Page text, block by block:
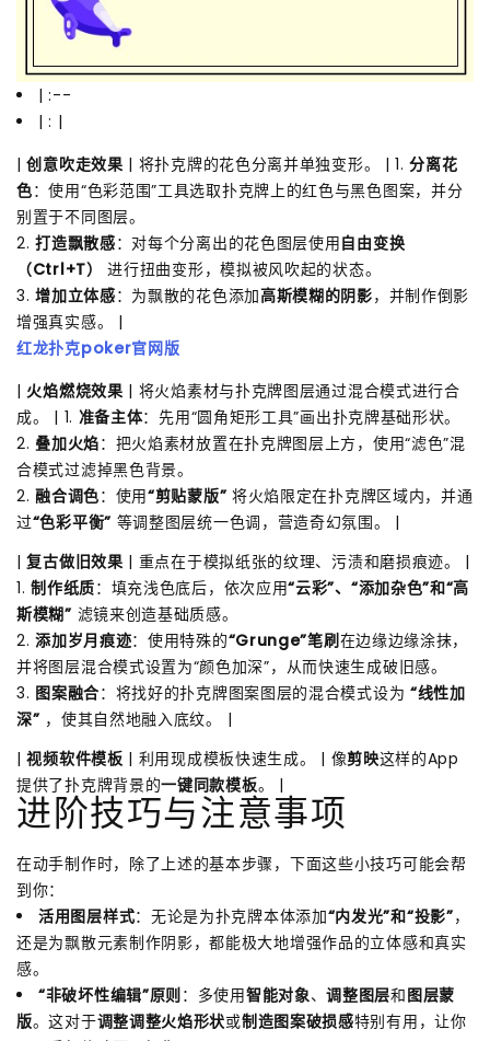
| :--
| : |
|创意吹走效果 | 将扑克牌的花色分离并单独变形。 | 1.分离花
色：使用“色彩范围”工具选取扑克牌上的红色与黑色图案，并分
别置于不同图层。
2.打造飘散感：对每个分离出的花色图层使用自由变换
（Ctrl+T）
进行扭曲变形，模拟被风吹起的状态。
3.增加立体感：为飘散的花色添加高斯模糊的阴影，并制作倒影
增强真实感。 |
红龙扑克poker官网版
|火焰燃烧效果 | 将火焰素材与扑克牌图层通过混合模式进行合
成。 | 1. 准备主体：先用“圆角矩形工具”画出扑克牌基础形状。
2.叠加火焰：把火焰素材放置在扑克牌图层上方，使用“滤色”混
合模式过滤掉黑色背景。
2.融合调色：使用“剪贴蒙版” 将火焰限定在扑克牌区域内，并通
过“色彩平衡” 等调整图层统一色调，营造奇幻氛围。 |
|复古做旧效果 | 重点在于模拟纸张的纹理、污渍和磨损痕迹。 |
1.制作纸质：填充浅色底后，依次应用“云彩”、“添加杂色”和“高
斯模糊” 滤镜来创造基础质感。
2.添加岁月痕迹：使用特殊的“Grunge”笔刷在边缘边缘涂抹，
并将图层混合模式设置为“颜色加深”，从而快速生成破旧感。
3. 图案融合：将找好的扑克牌图案图层的混合模式设为 “线性加
深” ，使其自然地融入底纹。 |
|视频软件模板 | 利用现成模板快速生成。 | 像剪映这样的App
提供了扑克牌背景的一键同款模板。 |
进阶技巧与注意事项
在动手制作时，除了上述的基本步骤，下面这些小技巧可能会帮
到你：
活用图层样式：无论是为扑克牌本体添加“内发光”和“投影”，
还是为飘散元素制作阴影，都能极大地增强作品的立体感和真实
感。
“非破坏性编辑”原则 ：多使用智能对象、调整图层和图层蒙
版。这对于调整调整火焰形状或制造图案破损感特别有用，让你